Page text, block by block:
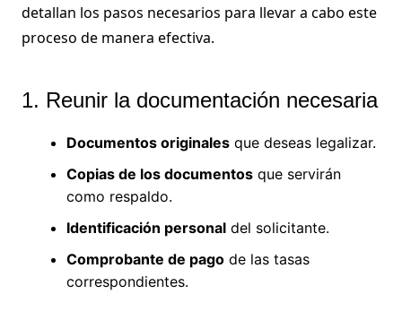
detallan los pasos necesarios para llevar a cabo este
proceso de manera efectiva.
1. Reunir la documentación necesaria
Documentos originalesque deseas legalizar.
Copias de los documentosque servirán
como respaldo.
Identificación personaldel solicitante.
Comprobante de pagode las tasas
correspondientes.